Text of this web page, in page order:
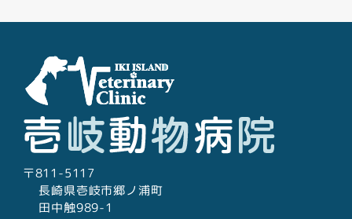
ゲ
シ
ョ
ン
〒811-5117
長崎県壱岐市郷ノ浦町
田中触989-1